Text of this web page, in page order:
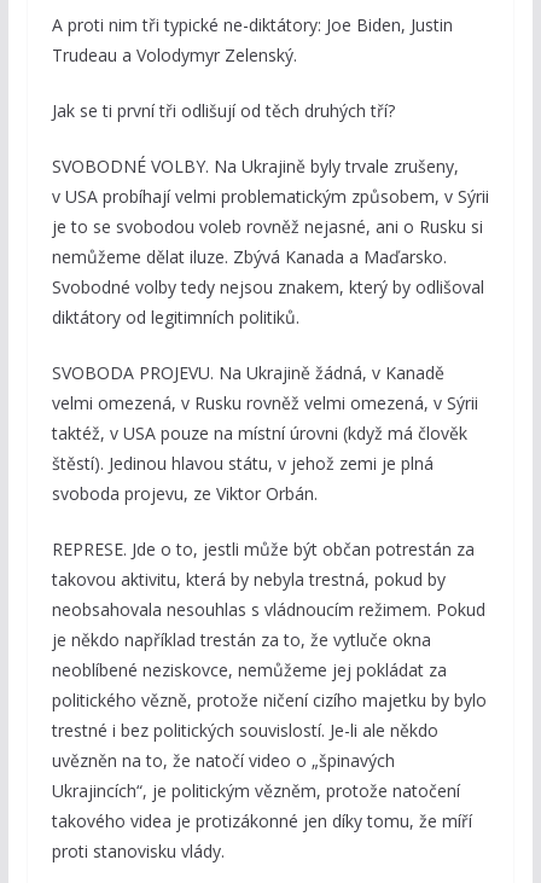
A proti nim tři typické ne-diktátory: Joe Biden, Justin
Trudeau a Volodymyr Zelenský.
Jak se ti první tři odlišují od těch druhých tří?
SVOBODNÉ VOLBY. Na Ukrajině byly trvale zrušeny,
v USA probíhají velmi problematickým způsobem, v Sýrii
je to se svobodou voleb rovněž nejasné, ani o Rusku si
nemůžeme dělat iluze. Zbývá Kanada a Maďarsko.
Svobodné volby tedy nejsou znakem, který by odlišoval
diktátory od legitimních politiků.
SVOBODA PROJEVU. Na Ukrajině žádná, v Kanadě
velmi omezená, v Rusku rovněž velmi omezená, v Sýrii
taktéž, v USA pouze na místní úrovni (když má člověk
štěstí). Jedinou hlavou státu, v jehož zemi je plná
svoboda projevu, ze Viktor Orbán.
REPRESE. Jde o to, jestli může být občan potrestán za
takovou aktivitu, která by nebyla trestná, pokud by
neobsahovala nesouhlas s vládnoucím režimem. Pokud
je někdo například trestán za to, že vytluče okna
neoblíbené neziskovce, nemůžeme jej pokládat za
politického vězně, protože ničení cizího majetku by bylo
trestné i bez politických souvislostí. Je-li ale někdo
uvězněn na to, že natočí video o „špinavých
Ukrajincích“, je politickým vězněm, protože natočení
takového videa je protizákonné jen díky tomu, že míří
proti stanovisku vlády.